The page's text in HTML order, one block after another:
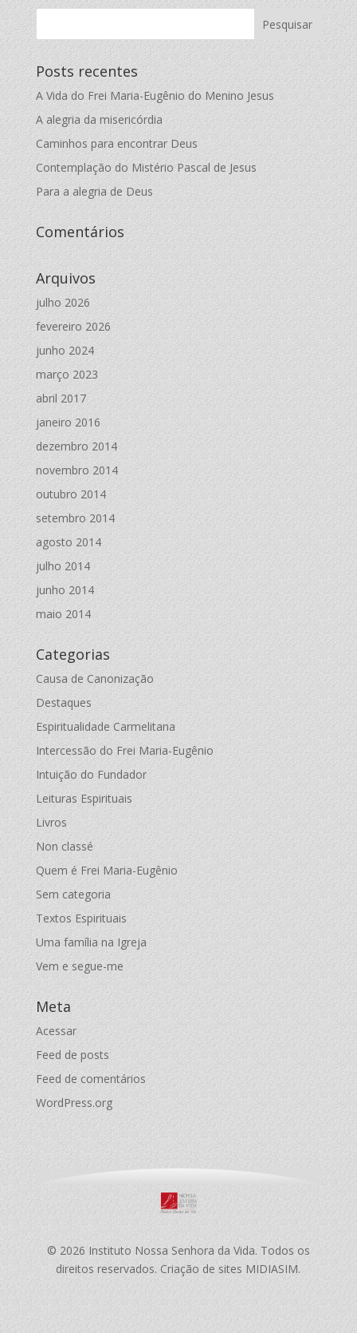
Posts recentes
A Vida do Frei Maria-Eugênio do Menino Jesus
A alegria da misericórdia
Caminhos para encontrar Deus
Contemplação do Mistério Pascal de Jesus
Para a alegria de Deus
Comentários
Arquivos
julho 2026
fevereiro 2026
junho 2024
março 2023
abril 2017
janeiro 2016
dezembro 2014
novembro 2014
outubro 2014
setembro 2014
agosto 2014
julho 2014
junho 2014
maio 2014
Categorias
Causa de Canonização
Destaques
Espiritualidade Carmelitana
Intercessão do Frei Maria-Eugênio
Intuição do Fundador
Leituras Espirituais
Livros
Non classé
Quem é Frei Maria-Eugênio
Sem categoria
Textos Espirituais
Uma família na Igreja
Vem e segue-me
Meta
Acessar
Feed de posts
Feed de comentários
WordPress.org
© 2026 Instituto Nossa Senhora da Vida. Todos os
direitos reservados. Criação de sites MIDIASIM.